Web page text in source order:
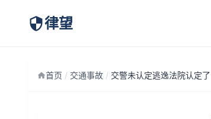
律望
首页 / 交通事故 / 交警未认定逃逸法院认定了